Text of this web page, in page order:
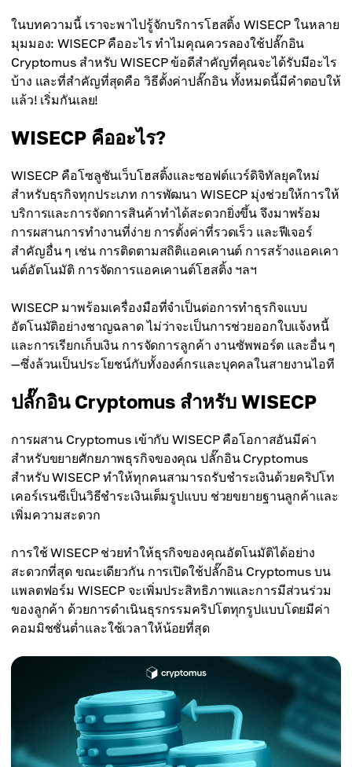
ในบทความนี้ เราจะพาไปรู้จักบริการโฮสติ้ง WISECP ในหลาย
มุมมอง: WISECP คืออะไร ทำไมคุณควรลองใช้ปลั๊กอิน
Cryptomus สำหรับ WISECP ข้อดีสำคัญที่คุณจะได้รับมีอะไร
บ้าง และที่สำคัญที่สุดคือ วิธีตั้งค่าปลั๊กอิน ทั้งหมดนี้มีคำตอบให้
แล้ว! เริ่มกันเลย!
WISECP คืออะไร?
WISECP คือโซลูชันเว็บโฮสติ้งและซอฟต์แวร์ดิจิทัลยุคใหม่
สำหรับธุรกิจทุกประเภท การพัฒนา WISECP มุ่งช่วยให้การให้
บริการและการจัดการสินค้าทำได้สะดวกยิ่งขึ้น จึงมาพร้อม
การผสานการทำงานที่ง่าย การตั้งค่าที่รวดเร็ว และฟีเจอร์
สำคัญอื่น ๆ เช่น การติดตามสถิติแอคเคานต์ การสร้างแอคเคา
นต์อัตโนมัติ การจัดการแอคเคานต์โฮสติ้ง ฯลฯ
WISECP มาพร้อมเครื่องมือที่จำเป็นต่อการทำธุรกิจแบบ
อัตโนมัติอย่างชาญฉลาด ไม่ว่าจะเป็นการช่วยออกใบแจ้งหนี้
และการเรียกเก็บเงิน การจัดการลูกค้า งานซัพพอร์ต และอื่น ๆ
—ซึ่งล้วนเป็นประโยชน์กับทั้งองค์กรและบุคคลในสายงานไอที
ปลั๊กอิน Cryptomus สำหรับ WISECP
การผสาน Cryptomus เข้ากับ WISECP คือโอกาสอันมีค่า
สำหรับขยายศักยภาพธุรกิจของคุณ ปลั๊กอิน Cryptomus
สำหรับ WISECP ทำให้ทุกคนสามารถรับชำระเงินด้วยคริปโท
เคอร์เรนซีเป็นวิธีชำระเงินเต็มรูปแบบ ช่วยขยายฐานลูกค้าและ
เพิ่มความสะดวก
การใช้ WISECP ช่วยทำให้ธุรกิจของคุณอัตโนมัติได้อย่าง
สะดวกที่สุด ขณะเดียวกัน การเปิดใช้ปลั๊กอิน Cryptomus บน
แพลตฟอร์ม WISECP จะเพิ่มประสิทธิภาพและการมีส่วนร่วม
ของลูกค้า ด้วยการดำเนินธุรกรรมคริปโตทุกรูปแบบโดยมีค่า
คอมมิชชั่นต่ำและใช้เวลาให้น้อยที่สุด